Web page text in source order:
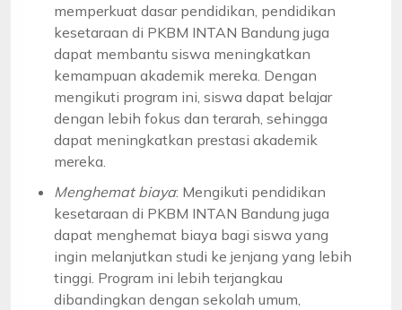
memperkuat dasar pendidikan, pendidikan
kesetaraan di PKBM INTAN Bandung juga
dapat membantu siswa meningkatkan
kemampuan akademik mereka. Dengan
mengikuti program ini, siswa dapat belajar
dengan lebih fokus dan terarah, sehingga
dapat meningkatkan prestasi akademik
mereka.
Menghemat biaya: Mengikuti pendidikan
kesetaraan di PKBM INTAN Bandung juga
dapat menghemat biaya bagi siswa yang
ingin melanjutkan studi ke jenjang yang lebih
tinggi. Program ini lebih terjangkau
dibandingkan dengan sekolah umum,